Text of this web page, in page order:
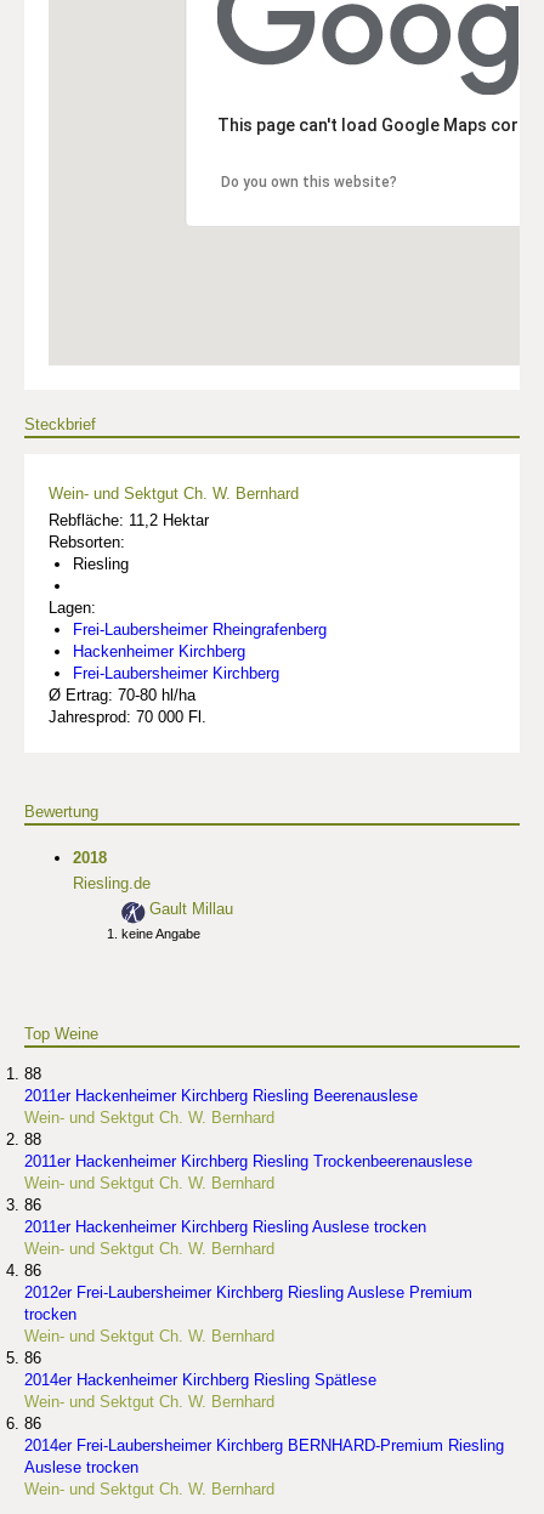
This page can't load Google Maps
Do you own this website?
Steckbrief
Wein- und Sektgut Ch. W. Bernhard
Rebfläche: 11,2 Hektar
Rebsorten:
Riesling
Lagen:
Frei-Laubersheimer Rheingrafenberg
Hackenheimer Kirchberg
Frei-Laubersheimer Kirchberg
Ø Ertrag: 70-80 hl/ha
Jahresprod: 70 000 Fl.
Bewertung
2018
Riesling.de
Gault Millau
keine Angabe
Top Weine
88
2011er Hackenheimer Kirchberg Riesling Beerenauslese
Wein- und Sektgut Ch. W. Bernhard
88
2011er Hackenheimer Kirchberg Riesling Trockenbeerenauslese
Wein- und Sektgut Ch. W. Bernhard
86
2011er Hackenheimer Kirchberg Riesling Auslese trocken
Wein- und Sektgut Ch. W. Bernhard
86
2012er Frei-Laubersheimer Kirchberg Riesling Auslese Premium
trocken
Wein- und Sektgut Ch. W. Bernhard
86
2014er Hackenheimer Kirchberg Riesling Spätlese
Wein- und Sektgut Ch. W. Bernhard
86
2014er Frei-Laubersheimer Kirchberg BERNHARD-Premium Riesling
Auslese trocken
Wein- und Sektgut Ch. W. Bernhard